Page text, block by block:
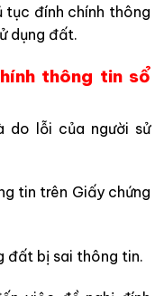
tục đính chính thông
dụng đất.
thông tin sổ
do lỗi của người sử
tin trên Giấy chứng
đất bị sai thông tin.